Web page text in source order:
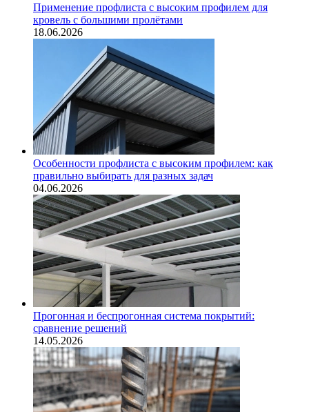
Применение профлиста с высоким профилем для
кровель с большими пролётами
18.06.2026
Особенности профлиста с высоким профилем: как
правильно выбирать для разных задач
04.06.2026
Прогонная и беспрогонная система покрытий:
сравнение решений
14.05.2026